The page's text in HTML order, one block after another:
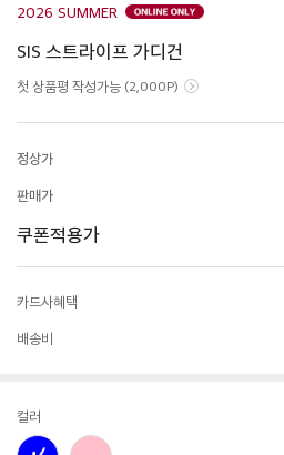
2026 SUMMER
SIS 스트라이프 가디건
첫 상품평 작성가능 (2,000P)
정상가
판매가
쿠폰적용가
카드사혜택
배송비
컬러